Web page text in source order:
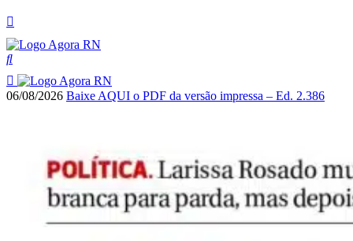
06/08/2026 Baixe AQUI o PDF da versão impressa – Ed. 2.386